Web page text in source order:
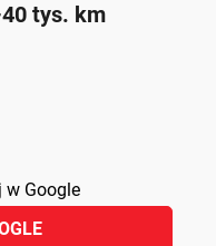
tys. km
w Google